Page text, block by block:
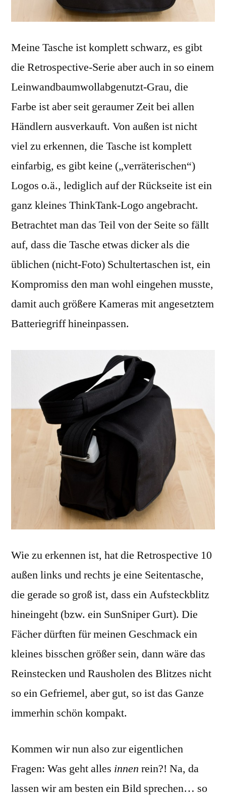
Meine Tasche ist komplett schwarz, es gibt
die Retrospective-Serie aber auch in so einem
Leinwandbaumwollabgenutzt-Grau, die
Farbe ist aber seit geraumer Zeit bei allen
Händlern ausverkauft. Von außen ist nicht
viel zu erkennen, die Tasche ist komplett
einfarbig, es gibt keine („verräterischen“)
Logos o.ä., lediglich auf der Rückseite ist ein
ganz kleines ThinkTank-Logo angebracht.
Betrachtet man das Teil von der Seite so fällt
auf, dass die Tasche etwas dicker als die
üblichen (nicht-Foto) Schultertaschen ist, ein
Kompromiss den man wohl eingehen musste,
damit auch größere Kameras mit angesetztem
Batteriegriff hineinpassen.
Wie zu erkennen ist, hat die Retrospective 10
außen links und rechts je eine Seitentasche,
die gerade so groß ist, dass ein Aufsteckblitz
hineingeht (bzw. ein SunSniper Gurt). Die
Fächer dürften für meinen Geschmack ein
kleines bisschen größer sein, dann wäre das
Reinstecken und Rausholen des Blitzes nicht
so ein Gefriemel, aber gut, so ist das Ganze
immerhin schön kompakt.
Kommen wir nun also zur eigentlichen
Fragen: Was geht alles innen rein?! Na, da
lassen wir am besten ein Bild sprechen… so